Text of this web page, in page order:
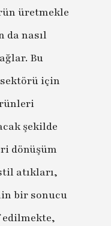
üretmekle
da nasıl
Bu
için
şekilde
dönüşüm
atıkları,
bir sonucu